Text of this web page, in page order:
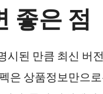
좋은 점
된 만큼 최신 버
은 상품정보만으